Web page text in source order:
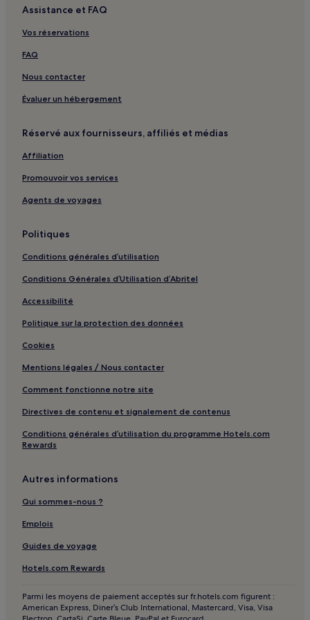
Assistance et FAQ
Vos réservations
FAQ
Nous contacter
Évaluer un hébergement
Réservé aux fournisseurs, affiliés et médias
Affiliation
Promouvoir vos services
Agents de voyages
Politiques
Conditions générales d’utilisation
Conditions Générales d’Utilisation d’Abritel
Accessibilité
Politique sur la protection des données
Cookies
Mentions légales / Nous contacter
Comment fonctionne notre site
Directives de contenu et signalement de contenus
Conditions générales d’utilisation du programme Hotels.com
Rewards
Autres informations
Qui sommes-nous ?
Emplois
Guides de voyage
Hotels.com Rewards
Parmi les moyens de paiement acceptés sur fr.hotels.com figurent :
American Express, Diner’s Club International, Mastercard, Visa, Visa